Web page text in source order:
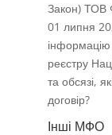
Закон) ТОВ
01 липня
інформацію
реєстру
та обсязі,
договір?
Інші МФО